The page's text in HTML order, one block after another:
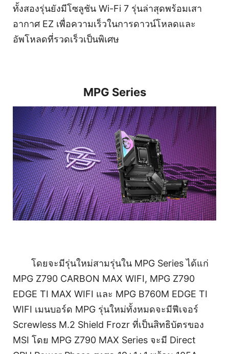
ทั้งสองรุ่นยังมีโซลูชัน Wi-Fi 7 รุ่นล่าสุดพร้อมเสา
อากาศ EZ เพื่อความเร็วในการดาวน์โหลดและ
อัพโหลดที่รวดเร็วเป็นพิเศษ
MPG Series
โดยจะมีรุ่นใหม่สามรุ่นใน MPG Series ได้แก่
MPG Z790 CARBON MAX WIFI, MPG Z790
EDGE TI MAX WIFI และ MPG B760M EDGE TI
WIFI เมนบอร์ด MPG รุ่นใหม่ทั้งหมดจะมีฟีเจอร์
Screwless M.2 Shield Frozr ที่เป็นสิทธิบัตรของ
MSI โดย MPG Z790 MAX Series จะมี Direct